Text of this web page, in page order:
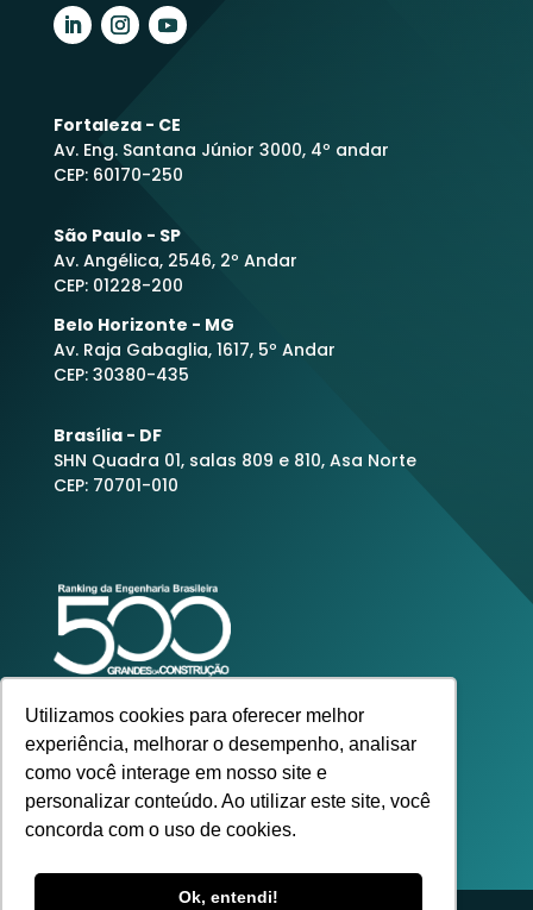
Utilizamos cookies para oferecer melhor
experiência, melhorar o desempenho, analisar
como você interage em nosso site e
personalizar conteúdo. Ao utilizar este site, você
concorda com o uso de cookies.
Ok, entendi!
Fortaleza - CE
Av. Eng. Santana Júnior 3000, 4º andar
CEP: 60170-250
São Paulo - SP
Av. Angélica, 2546, 2º Andar
CEP: 01228-200
Belo Horizonte - MG
Av. Raja Gabaglia, 1617, 5º Andar
CEP: 30380-435
Brasília - DF
SHN Quadra 01, salas 809 e 810, Asa Norte
CEP: 70701-010